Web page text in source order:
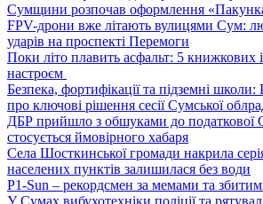
Сумщини розпочав оформлення
FPV-дрони вже літають вулицями Сум:
ударів на проспекті Перемоги
Поки літо плавить асфальт: 5 книжкових
настроєм
Безпека, фортифікації та підземні школи:
про ключові рішення сесії Сумської
ДБР прийшло з обшуками до податкової
стосується ймовірного хабаря
Села Шосткинської громади накрила
населених пунктів залишилася без води
P1-Sun – рекордсмен за мемами та
У Сумах вибухотехніки поліції та